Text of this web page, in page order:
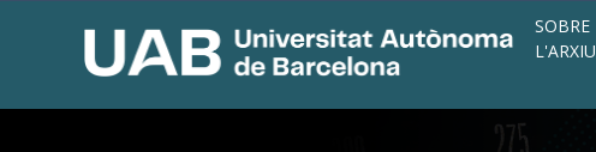
SOBRE
L'ARXIU